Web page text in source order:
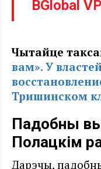
BGlobal
Чытайце
вам». У
Тришинском
Падобны
Полацкім
Дарэчы,